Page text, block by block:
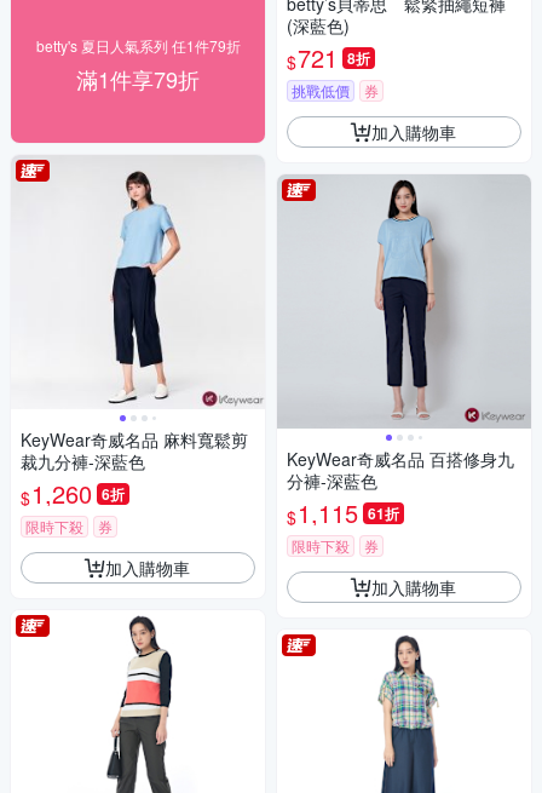
betty's 夏日人氣系列 任1件79折
滿1件享79折
KeyWear奇威名品 麻料寬鬆剪
裁九分褲-深藍色
$1,260 6折
限時下殺 券
加入購物車
(深藍色)
$721 8折
挑戰低價 券
加入購物車
KeyWear奇威名品 百搭修身九
分褲-深藍色
$1,115 61折
限時下殺 券
加入購物車